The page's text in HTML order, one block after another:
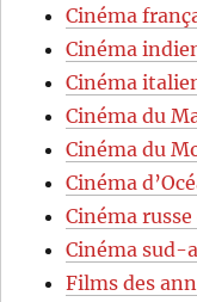
Cinéma
Cinéma
Cinéma
Cinéma du
Cinéma du
Cinéma
Cinéma
Cinéma sud-
Films des